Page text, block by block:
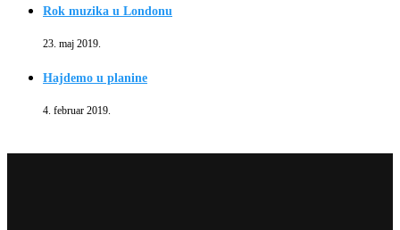
Rok muzika u Londonu
23. maj 2019.
Hajdemo u planine
4. februar 2019.